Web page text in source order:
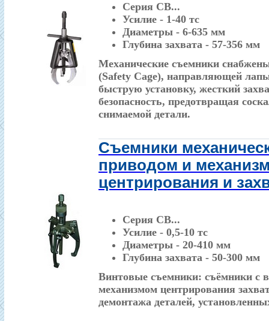
Серия СВ...
Усилие - 1-40 тс
Диаметры - 6-635 мм
Глубина захвата - 57-356 мм
Механические съемники
(Safety Cage), направляющей
быструю установку, жесткий
безопасность, предотвращая
снимаемой детали.
Съемники
приводом и
центрирования и
Серия СВ...
Усилие - 0,5-10 тс
Диаметры - 20-410 мм
Глубина захвата - 50-300 мм
Винтовые съемники: съёмники с
механизмом центрирования
демонтажа деталей,